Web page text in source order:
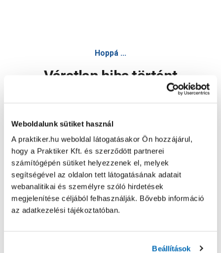
Weboldalunk sütiket használ
A praktiker.hu weboldal látogatásakor Ön hozzájárul,
hogy a Praktiker Kft. és szerződött partnerei
számítógépén sütiket helyezzenek el, melyek
segítségével az oldalon tett látogatásának adatait
webanalitikai és személyre szóló hirdetések
megjelenítése céljából felhasználják. Bővebb információ
az adatkezelési tájékoztatóban.
Beállítások
Hoppá ...
Váratlan hiba történt
Oldal újratöltése